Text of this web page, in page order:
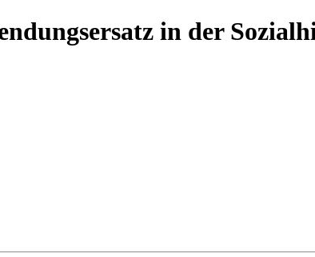
in der